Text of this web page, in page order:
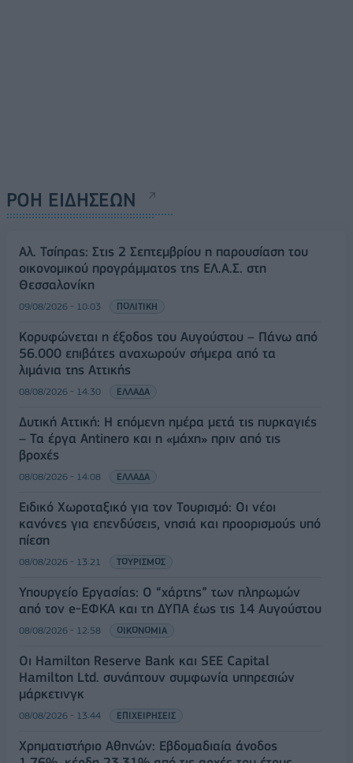
ΡΟΗ ΕΙΔΗΣΕΩΝ
Αλ. Τσίπρας: Στις 2 Σεπτεμβρίου η παρουσίαση του
οικονομικού προγράμματος της ΕΛ.Α.Σ. στη
Θεσσαλονίκη
09/08/2026 - 10:03 ΠΟΛΙΤΙΚΗ
Κορυφώνεται η έξοδος του Αυγούστου – Πάνω από
56.000 επιβάτες αναχωρούν σήμερα από τα
λιμάνια της Αττικής
08/08/2026 - 14:30 ΕΛΛΑΔΑ
Δυτική Αττική: Η επόμενη ημέρα μετά τις πυρκαγιές
– Τα έργα Antinero και η «μάχη» πριν από τις
βροχές
08/08/2026 - 14:08 ΕΛΛΑΔΑ
Ειδικό Χωροταξικό για τον Τουρισμό: Οι νέοι
κανόνες για επενδύσεις, νησιά και προορισμούς υπό
πίεση
08/08/2026 - 13:21 ΤΟΥΡΙΣΜΟΣ
Υπουργείο Εργασίας: Ο “χάρτης” των πληρωμών
από τον e-ΕΦΚΑ και τη ΔΥΠΑ έως τις 14 Αυγούστου
08/08/2026 - 12:58 ΟΙΚΟΝΟΜΙΑ
Οι Hamilton Reserve Bank και SEE Capital
Hamilton Ltd. συνάπτουν συμφωνία υπηρεσιών
μάρκετινγκ
08/08/2026 - 13:44 ΕΠΙΧΕΙΡΗΣΕΙΣ
Χρηματιστήριο Αθηνών: Εβδομαδιαία άνοδος